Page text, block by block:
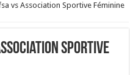
vs Association Sportive Féminine
Sportive